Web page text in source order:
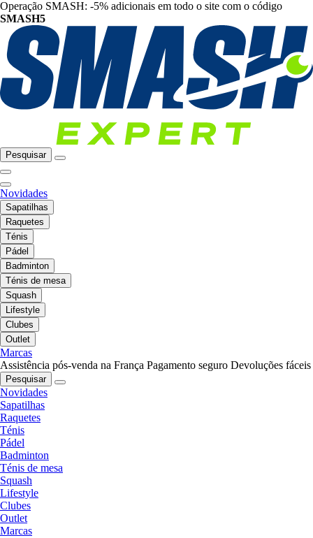
Operação SMASH: -5% adicionais em todo o site com o código
SMASH5
Pesquisar
Novidades
Sapatilhas
Raquetes
Ténis
Pádel
Badminton
Ténis de mesa
Squash
Lifestyle
Clubes
Outlet
Marcas
Assistência pós-venda na França Pagamento seguro Devoluções fáceis
Pesquisar
Novidades
Sapatilhas
Raquetes
Ténis
Pádel
Badminton
Ténis de mesa
Squash
Lifestyle
Clubes
Outlet
Marcas